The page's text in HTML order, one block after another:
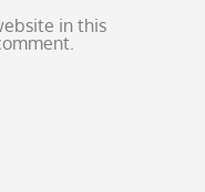
in this